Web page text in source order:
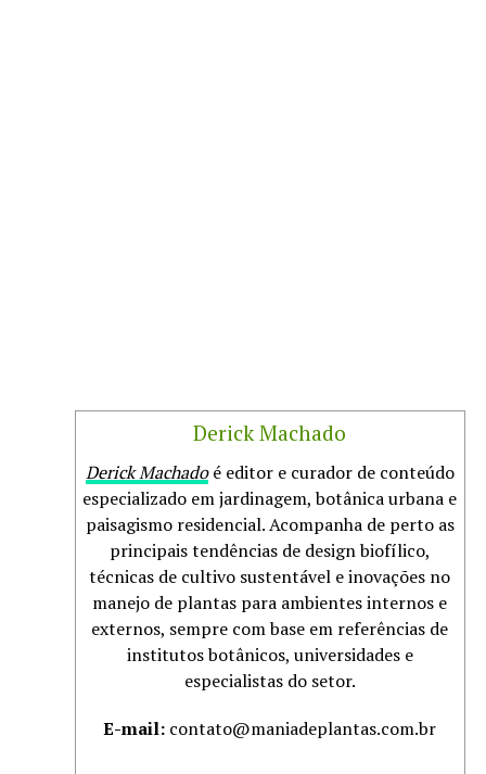
Derick Machado
Derick Machadoé editor e curador de conteúdo
especializado em jardinagem, botânica urbana e
paisagismo residencial. Acompanha de perto as
principais tendências de design biofílico,
técnicas de cultivo sustentável e inovações no
manejo de plantas para ambientes internos e
externos, sempre com base em referências de
institutos botânicos, universidades e
especialistas do setor.
E-mail: contato@maniadeplantas.com.br